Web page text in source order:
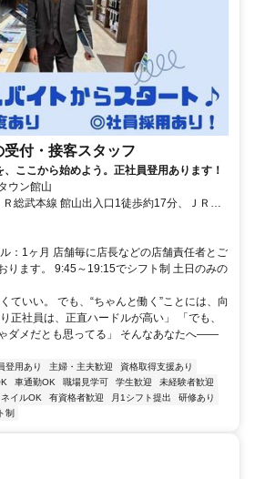
付・接客スタッフ
ここから始めよう。正社員登用あります！
ウン館山
総武本線 館山出入口1徒歩約17分、ＪＲ内
形徒歩約36分、ＪＲ内房線 九重徒歩約63分
：1ヶ月 店舗毎に店長などの店舗責任者とご
ります。 9:45～19:15でシフト制 土日のみの
ていい。 でも、“ちゃんと働く”ことには、向
正社員は、正直ハードルが高い」 「でも、
ダメだとも思ってる」 そんなあなたへ――
登用あり 主婦・主夫歓迎
資格取得支援あり
車通勤OK 職場見学可 学生歓迎
未経験者歓迎
ネイルOK 有資格者歓迎 月1シフト提出
研修あり
制